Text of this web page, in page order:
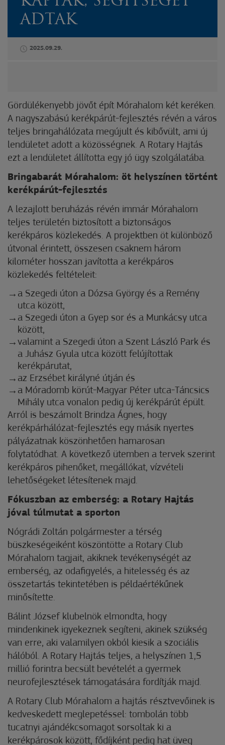
ADTAK
2025.09.29.
Gördülékenyebb jövőt épít Mórahalom két keréken.
A nagyszabású kerékpárút-fejlesztés révén a város
teljes bringahálózata megújult és kibővült, ami új
lendületet adott a közösségnek. A Rotary Hajtás
ezt a lendületet állította egy jó ügy szolgálatába.
Bringabarát Mórahalom: öt helyszínen történt
kerékpárút-fejlesztés
A lezajlott beruházás révén immár Mórahalom
teljes területén biztosított a biztonságos
kerékpáros közlekedés. A projektben öt különböző
útvonal érintett, összesen csaknem három
kilométer hosszan javította a kerékpáros
közlekedés feltételeit:
a Szegedi úton a Dózsa György és a Remény
utca között,
a Szegedi úton a Gyep sor és a Munkácsy utca
között,
valamint a Szegedi úton a Szent László Park és
a Juhász Gyula utca között felújítottak
kerékpárutat,
az Erzsébet királyné útján és
a Móradomb körút-Magyar Péter utca-Táncsics
Mihály utca vonalon pedig új kerékpárút épült.
Arról is beszámolt Brindza Ágnes, hogy
kerékpárhálózat-fejlesztés egy másik nyertes
pályázatnak köszönhetően hamarosan
folytatódhat. A következő ütemben a tervek szerint
kerékpáros pihenőket, megállókat, vízvételi
lehetőségeket létesítenek majd.
Fókuszban az emberség: a Rotary Hajtás
jóval túlmutat a sporton
Nógrádi Zoltán polgármester a térség
büszkeségeiként köszöntötte a Rotary Club
Mórahalom tagjait, akiknek tevékenységét az
emberség, az odafigyelés, a hitelesség és az
összetartás tekintetében is példaértékűnek
minősítette.
Bálint József klubelnök elmondta, hogy
mindenkinek igyekeznek segíteni, akinek szükség
van erre, aki valamilyen okból kiesik a szociális
hálóból. A Rotary Hajtás teljes, a helyszínen 1,5
millió forintra becsült bevételét a gyermek
neurofejlesztések támogatására fordítják majd.
A Rotary Club Mórahalom a hajtás résztvevőinek is
kedveskedett meglepetéssel: tombolán több
tucatnyi ajándékcsomagot sorsoltak ki a
kerékpárosok között, fődíjként pedig hat üveg